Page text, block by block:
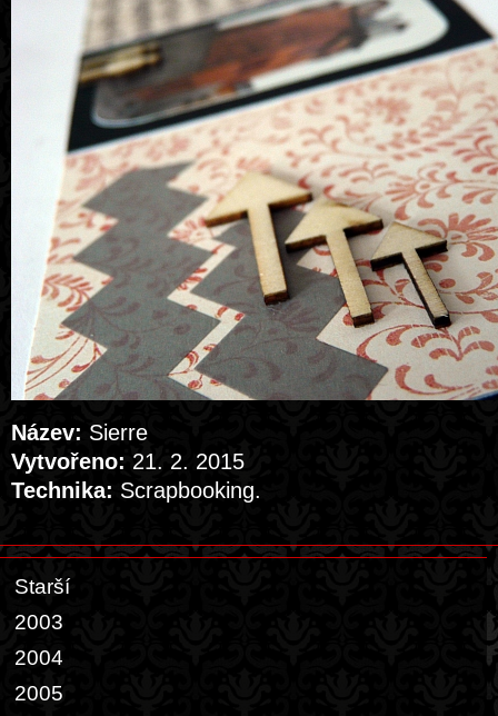
Název: Sierre
Vytvořeno: 21. 2. 2015
Technika: Scrapbooking.
Starší
2003
2004
2005